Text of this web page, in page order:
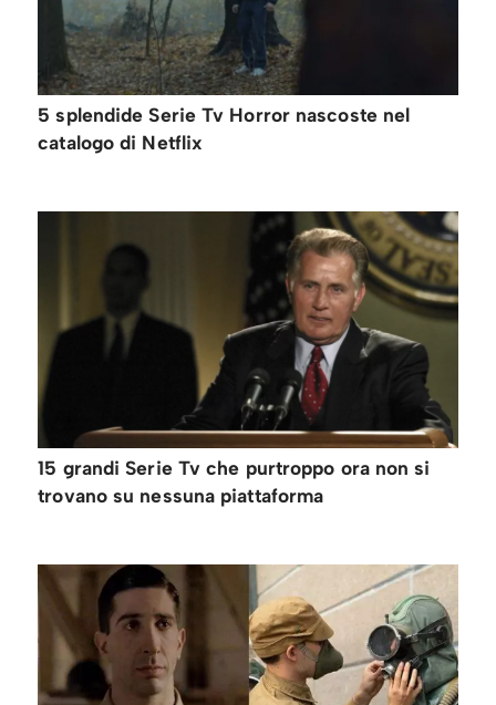
5 splendide Serie Tv Horror nascoste nel
catalogo di Netflix
15 grandi Serie Tv che purtroppo ora non si
trovano su nessuna piattaforma